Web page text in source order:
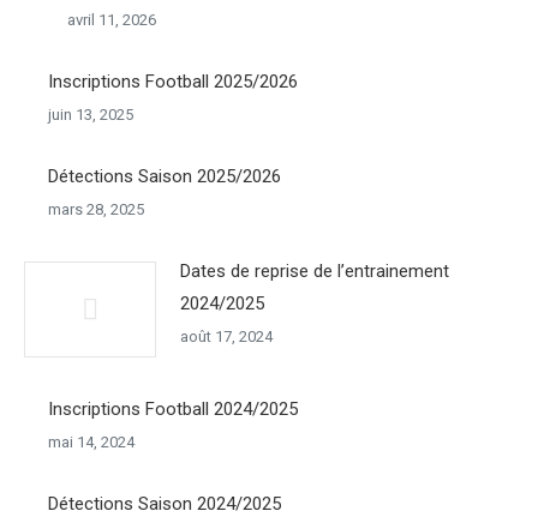
avril 11, 2026
Inscriptions Football 2025/2026
juin 13, 2025
Détections Saison 2025/2026
mars 28, 2025
Dates de reprise de l’entrainement
2024/2025
août 17, 2024
Inscriptions Football 2024/2025
mai 14, 2024
Détections Saison 2024/2025